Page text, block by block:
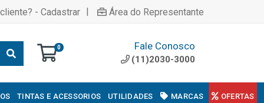
- Cadastrar | Área do Representante
0 Fale Conosco
(11)2030-3000
TINTAS E ACESSORIOS UTILIDADES MARCAS OFERTAS